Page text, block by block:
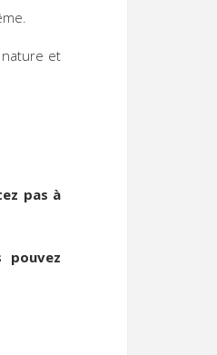
et
pas à
pouvez